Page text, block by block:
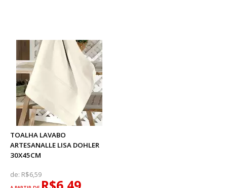
TOALHA LAVABO
ARTESANALLE LISA DOHLER
30X45CM
de: R$6,59